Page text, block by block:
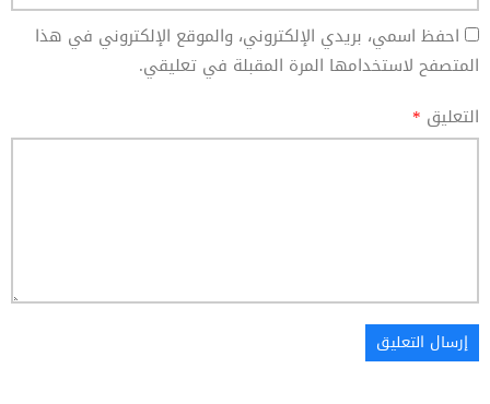
احفظ اسمي، بريدي الإلكتروني، والموقع الإلكتروني في هذا
المتصفح لاستخدامها المرة المقبلة في تعليقي.
التعليق *